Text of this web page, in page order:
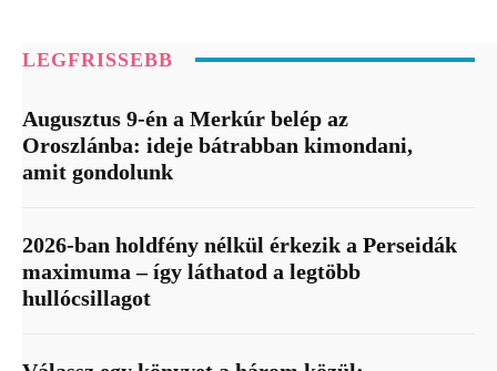
LEGFRISSEBB
Augusztus 9-én a Merkúr belép az
Oroszlánba: ideje bátrabban kimondani,
amit gondolunk
2026-ban holdfény nélkül érkezik a Perseidák
maximuma – így láthatod a legtöbb
hullócsillagot